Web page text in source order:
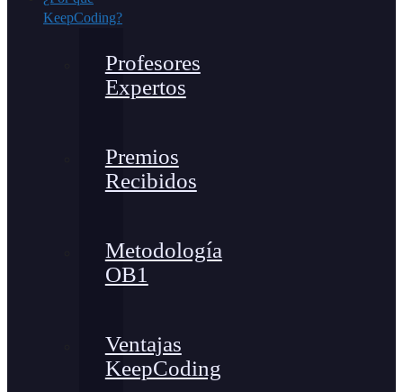
KeepCoding?
Profesores
Expertos
Premios
Recibidos
Metodología
OB1
Ventajas
KeepCoding